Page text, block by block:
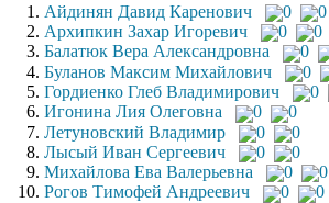
Айдинян Давид Каренович 0
0
Архипкин Захар Игоревич
0
0
Балатюк Вера Александровна
0
Буланов Максим Михайлович
0
Гордиенко Глеб Владимирович
0
Игонина Лия Олеговна
0
0
Летуновский Владимир
0
0
Лысый Иван Сергеевич
0
0
Михайлова Ева Валерьевна
0
0
Рогов Тимофей Андреевич
0 0